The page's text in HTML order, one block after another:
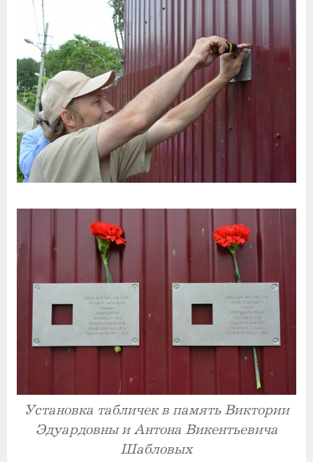
Установка табличек в память Виктории
Эдуардовны и Антона Викентьевича
Шабловых